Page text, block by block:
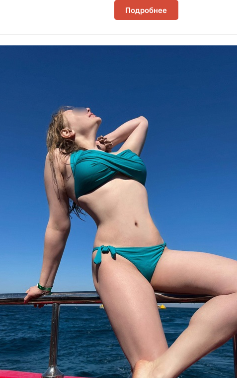
Подробнее